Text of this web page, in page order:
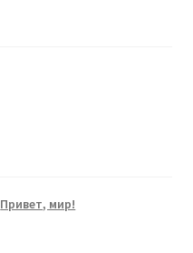
Привет, мир!